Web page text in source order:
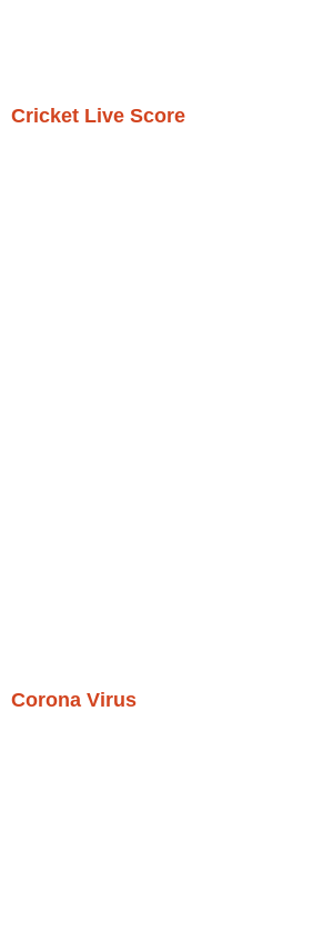
Cricket Live Score
Corona Virus